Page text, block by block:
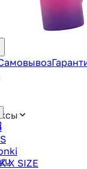
X SIZE